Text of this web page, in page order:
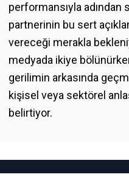
performansıyla adından
partnerinin bu sert
vereceği merakla
medyada ikiye
gerilimin arkasında
kişisel veya sektörel
belirtiyor.